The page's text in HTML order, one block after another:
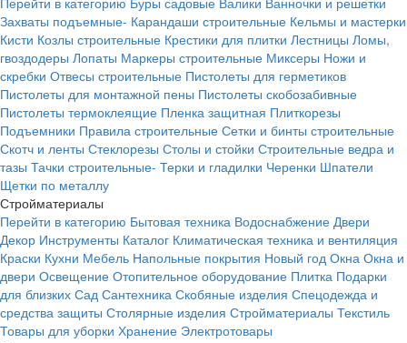
Захваты подъемные- Карандаши строительные Кельмы и мастерки
Кисти Козлы строительные Крестики для плитки Лестницы Ломы,
гвоздодеры Лопаты Маркеры строительные Миксеры Ножи и
скребки Отвесы строительные Пистолеты для герметиков
Пистолеты для монтажной пены Пистолеты скобозабивные
Пистолеты термоклеящие Пленка защитная Плиткорезы
Подъемники Правила строительные Сетки и бинты строительные
Скотч и ленты Стеклорезы Столы и стойки Строительные ведра и
тазы Тачки строительные- Терки и гладилки Черенки Шпатели
Щетки по металлу
Стройматериалы
Перейти в категорию Бытовая техника Водоснабжение Двери
Декор Инструменты Каталог Климатическая техника и вентиляция
Краски Кухни Мебель Напольные покрытия Новый год Окна Окна и
двери Освещение Отопительное оборудование Плитка Подарки
для близких Сад Сантехника Скобяные изделия Спецодежда и
средства защиты Столярные изделия Стройматериалы Текстиль
Товары для уборки Хранение Электротовары